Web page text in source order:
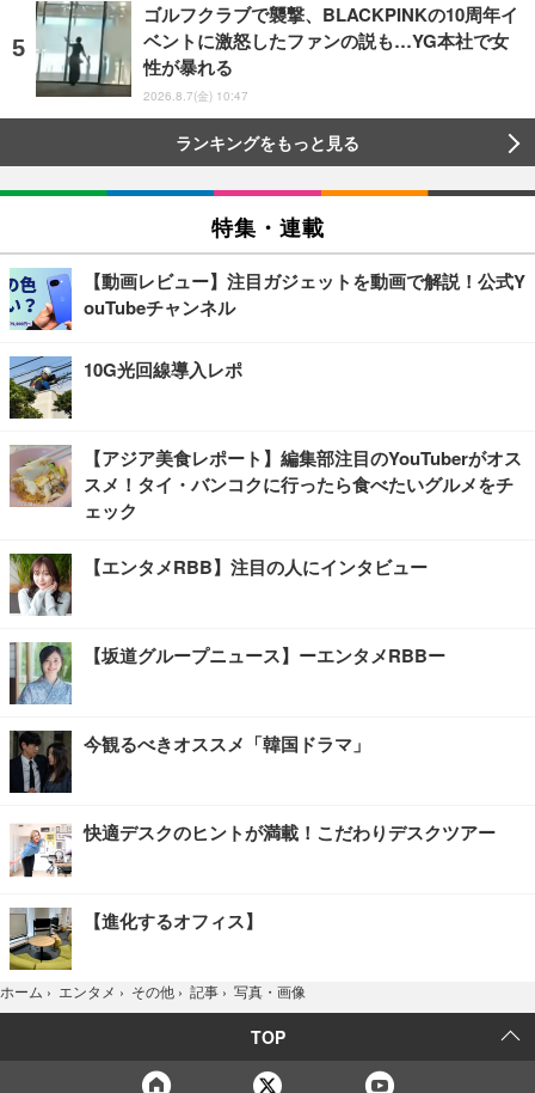
ゴルフクラブで襲撃、BLACKPINKの10周年イ
ベントに激怒したファンの説も…YG本社で女
性が暴れる
2026.8.7(金) 10:47
ランキングをもっと見る
特集・連載
【動画レビュー】注目ガジェットを動画で解説！公式Y
ouTubeチャンネル
10G光回線導入レポ
【アジア美食レポート】編集部注目のYouTuberがオス
スメ！タイ・バンコクに行ったら食べたいグルメをチ
ェック
【エンタメRBB】注目の人にインタビュー
【坂道グループニュース】ーエンタメRBBー
今観るべきオススメ「韓国ドラマ」
快適デスクのヒントが満載！こだわりデスクツアー
【進化するオフィス】
ホーム › エンタメ › その他 › 記事 › 写真・画像
TOP